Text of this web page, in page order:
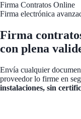
Firma Contratos Online
Firma electrónica
Firma
con plena
Envía cualquier
proveedor lo firme en
instalaciones, sin